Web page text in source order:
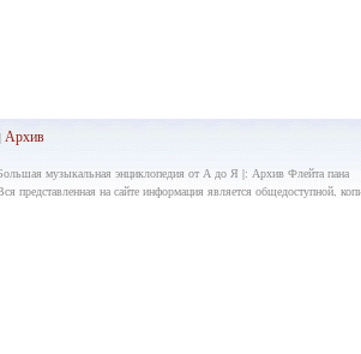
Архив
музыкальная энциклопедия от А до Я |: Архив Флейта пана
представленная на сайте информация является общедоступной,